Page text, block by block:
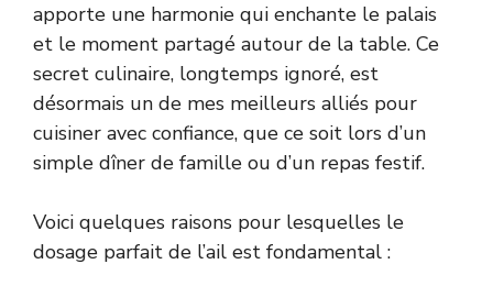
apporte une harmonie qui enchante le palais
et le moment partagé autour de la table. Ce
secret culinaire, longtemps ignoré, est
désormais un de mes meilleurs alliés pour
cuisiner avec confiance, que ce soit lors d’un
simple dîner de famille ou d’un repas festif.
Voici quelques raisons pour lesquelles le
dosage parfait de l’ail est fondamental :